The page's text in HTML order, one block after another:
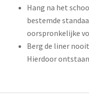
Hang na het
bestemde
oorspronkelijke
Berg de liner
Hierdoor